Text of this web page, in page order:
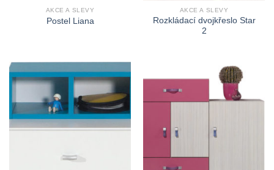
AKCE A SLEVY
Postel Liana
AKCE A SLEVY
Rozkládací dvojkřeslo Star
2